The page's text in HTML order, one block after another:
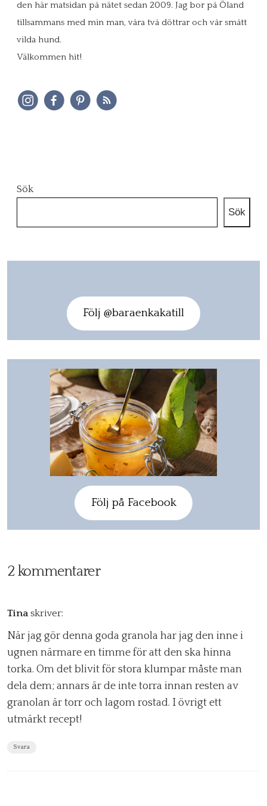
den här matsidan på nätet sedan 2009. Jag bor på Öland
tillsammans med min man, våra två döttrar och vår smått
vilda hund.
Välkommen hit!
Sök
Sök
Följ @baraenkakatill
Följ på Facebook
2 kommentarer
Tina skriver:
När jag gör denna goda granola har jag den inne i
ugnen närmare en timme för att den ska hinna
torka. Om det blivit för stora klumpar måste man
dela dem; annars är de inte torra innan resten av
granolan är torr och lagom rostad. I övrigt ett
utmärkt recept!
Svara